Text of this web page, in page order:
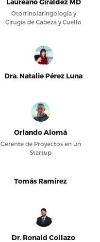
Otorrinolaringología y
Cirugía de Cabeza y Cuello
Dra. Natalie Pérez Luna
Orlando Alomá
Gerente de Proyectos en un
Startup
Tomás Ramírez
Dr. Ronald Collazo